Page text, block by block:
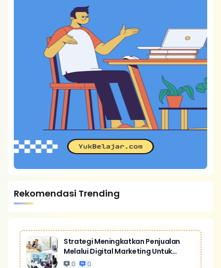
Rekomendasi Trending
Strategi Meningkatkan Penjualan
Melalui Digital Marketing Untuk
Bisnis Yang Lebih Kompetitif
0 0